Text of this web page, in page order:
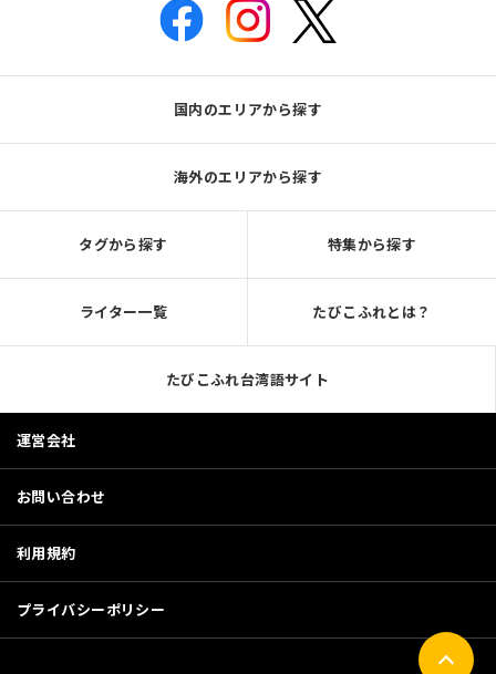
国内のエリアから探す
海外のエリアから探す
タグから探す 特集から探す
ライター一覧 たびこふれとは？
たびこふれ台湾語サイト
運営会社
お問い合わせ
利用規約
プライバシーポリシー